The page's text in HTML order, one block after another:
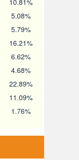
10.81%
5.08%
5.79%
16.21%
6.62%
4.68%
22.89%
11.09%
1.76%